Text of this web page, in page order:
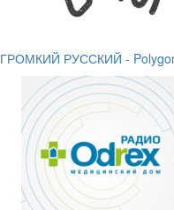
ГРОМКИЙ РУССКИЙ -